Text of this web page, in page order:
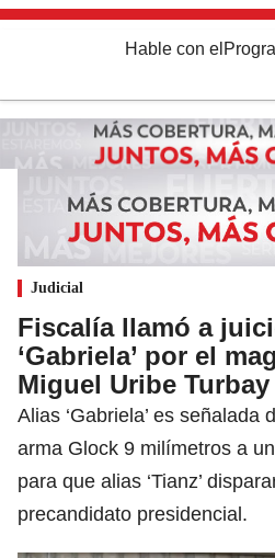
Hable con el
Judicial
Fiscalía llamó a
‘Gabriela’ por el
Miguel Uribe Turbay
Alias ‘Gabriela’ es señalada
arma Glock 9 milímetros a
para que alias ‘Tianz’
precandidato presidencial.